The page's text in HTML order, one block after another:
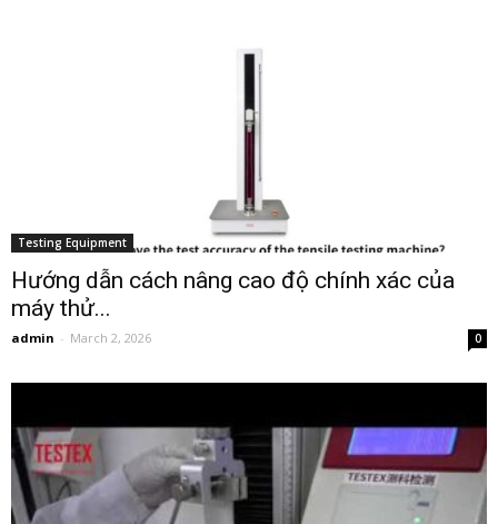
Testing Equipment
Hướng dẫn cách nâng cao độ chính xác của
máy thử...
admin - March 2, 2026 0